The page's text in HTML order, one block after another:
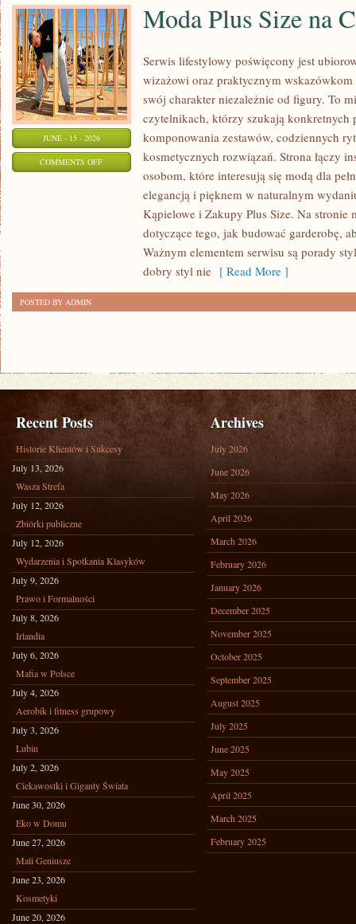
JUNE - 15 - 2026
COMMENTS OFFON
Moda Plus Size na
Serwis lifestylowy poświęcony jest
wizażowi oraz praktycznym
swój charakter niezależnie od figury. To
czytelnikach, którzy szukają konkretnych
komponowania zestawów, codziennych
kosmetycznych rozwiązań. Strona łączy
osobom, które interesują się modą dla
elegancją i pięknem w naturalnym
Kąpielowe i Zakupy Plus Size. Na stronie
dotyczące tego, jak budować garderobę,
Ważnym elementem serwisu są porady
dobry styl nie [ Read More ]
POSTED BY ADMIN
Recent Posts
Historie Klientów i Sukcesy
July 13, 2026
Wasza Strefa
July 12, 2026
Zbiórki publiczne
July 12, 2026
Wydarzenia i Spotkania Klasyków
July 9, 2026
Prawo i Formalności
July 8, 2026
Irlandia
July 6, 2026
Mafia w Polsce
July 4, 2026
Aerobik i fitness grupowy
July 3, 2026
Lubin
July 2, 2026
Ciekawostki i Giganty Świata
June 30, 2026
Eko w Domu
June 27, 2026
Mali Geniusze
June 23, 2026
Kosmetyki
June 20, 2026
Archives
July 2026
June 2026
May 2026
April 2026
March 2026
February 2026
January 2026
December 2025
November 2025
October 2025
September 2025
August 2025
July 2025
June 2025
May 2025
April 2025
March 2025
February 2025